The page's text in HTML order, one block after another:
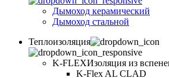
Дымоход керамический
Дымоход стальной
Теплоизоляция
K-FLEXИзоляция из
K-Flex AL CLAD